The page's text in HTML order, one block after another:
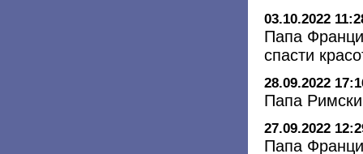
03.10.2022
Папа
спасти
28.09.2022
Папа
27.09.2022
Папа